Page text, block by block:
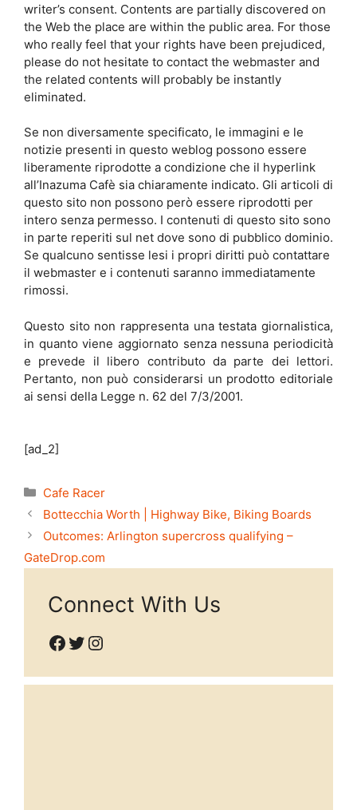
writer’s consent. Contents are partially discovered on
the Web the place are within the public area. For those
who really feel that your rights have been prejudiced,
please do not hesitate to contact the webmaster and
the related contents will probably be instantly
eliminated.
Se non diversamente specificato, le immagini e le
notizie presenti in questo weblog possono essere
liberamente riprodotte a condizione che il hyperlink
all’Inazuma Cafè sia chiaramente indicato. Gli articoli di
questo sito non possono però essere riprodotti per
intero senza permesso. I contenuti di questo sito sono
in parte reperiti sul net dove sono di pubblico dominio.
Se qualcuno sentisse lesi i propri diritti può contattare
il webmaster e i contenuti saranno immediatamente
rimossi.
Questo sito non rappresenta una testata giornalistica,
in quanto viene aggiornato senza nessuna periodicità
e prevede il libero contributo da parte dei lettori.
Pertanto, non può considerarsi un prodotto editoriale
ai sensi della Legge n. 62 del 7/3/2001.
[ad_2]
Categories
Cafe Racer
Bottecchia Worth | Highway Bike, Biking Boards
Outcomes: Arlington supercross qualifying –
GateDrop.com
Connect With Us
Facebook
Twitter
Instagram